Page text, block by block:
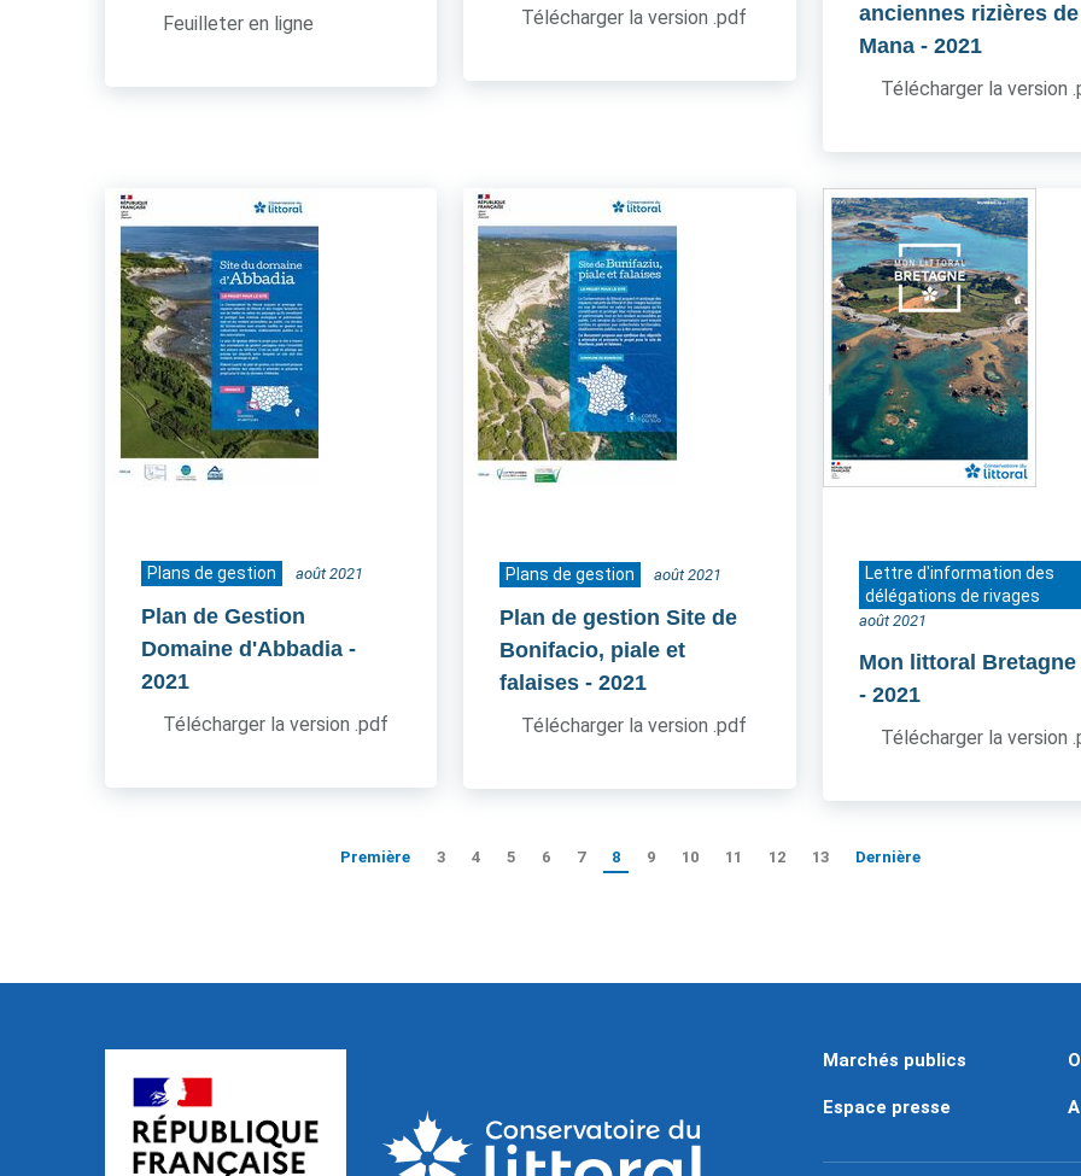
Feuilleter en ligne
Télécharger la version .pdf
anciennes rizières de
Mana - 2021
Télécharger la version
Plans de gestion août 2021
Plan de Gestion
Domaine d'Abbadia -
2021
Télécharger la version .pdf
Plans de gestion août 2021
Plan de gestion Site de
Bonifacio, piale et
falaises - 2021
Télécharger la version .pdf
Lettre d'information des
délégations de rivages
août 2021
Mon littoral Bretagne
- 2021
Télécharger la version
Première 3 4 5 6 7 8 9 10 11 12 13 Dernière
Marchés publics
Espace presse